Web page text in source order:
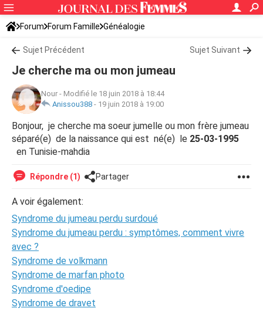
Forum Forum Famille Généalogie
Sujet Précédent Sujet Suivant
Je cherche ma ou mon jumeau
Nour - Modifié le 18 juin 2018 à 18:44
Anissou388 - 19 juin 2018 à 19:00
Bonjour, je cherche ma soeur jumelle ou mon frère jumeau
séparé(e) de la naissance qui est né(e) le 25-03-1995
en Tunisie-mahdia
Répondre (1) Partager
A voir également:
Syndrome du jumeau perdu surdoué
Syndrome du jumeau perdu : symptômes, comment vivre
avec ?
Syndrome de volkmann
Syndrome de marfan photo
Syndrome d'oedipe
Syndrome de dravet